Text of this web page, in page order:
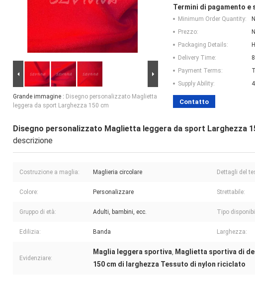
Grande immagine : Disegno personalizzato Maglietta
leggera da sport Larghezza 150 cm
Termini di pagamento e
Minimum Order Quantity:
Prezzo:
Packaging Details:
Delivery Time:
Payment Terms:
Supply Ability:
Contatto
Disegno personalizzato Maglietta leggera da sport Larghezza
descrizione
Costruzione a maglia: Maglieria circolare Dettagli del
Colore: Personalizzare Strettabile:
Gruppo di età: Adulti, bambini, ecc. Tipo
Edilizia: Banda Larghezza:
Evidenziare:
Maglia leggera sportiva, Maglietta sportiva di
150 cm di larghezza Tessuto di nylon riciclato